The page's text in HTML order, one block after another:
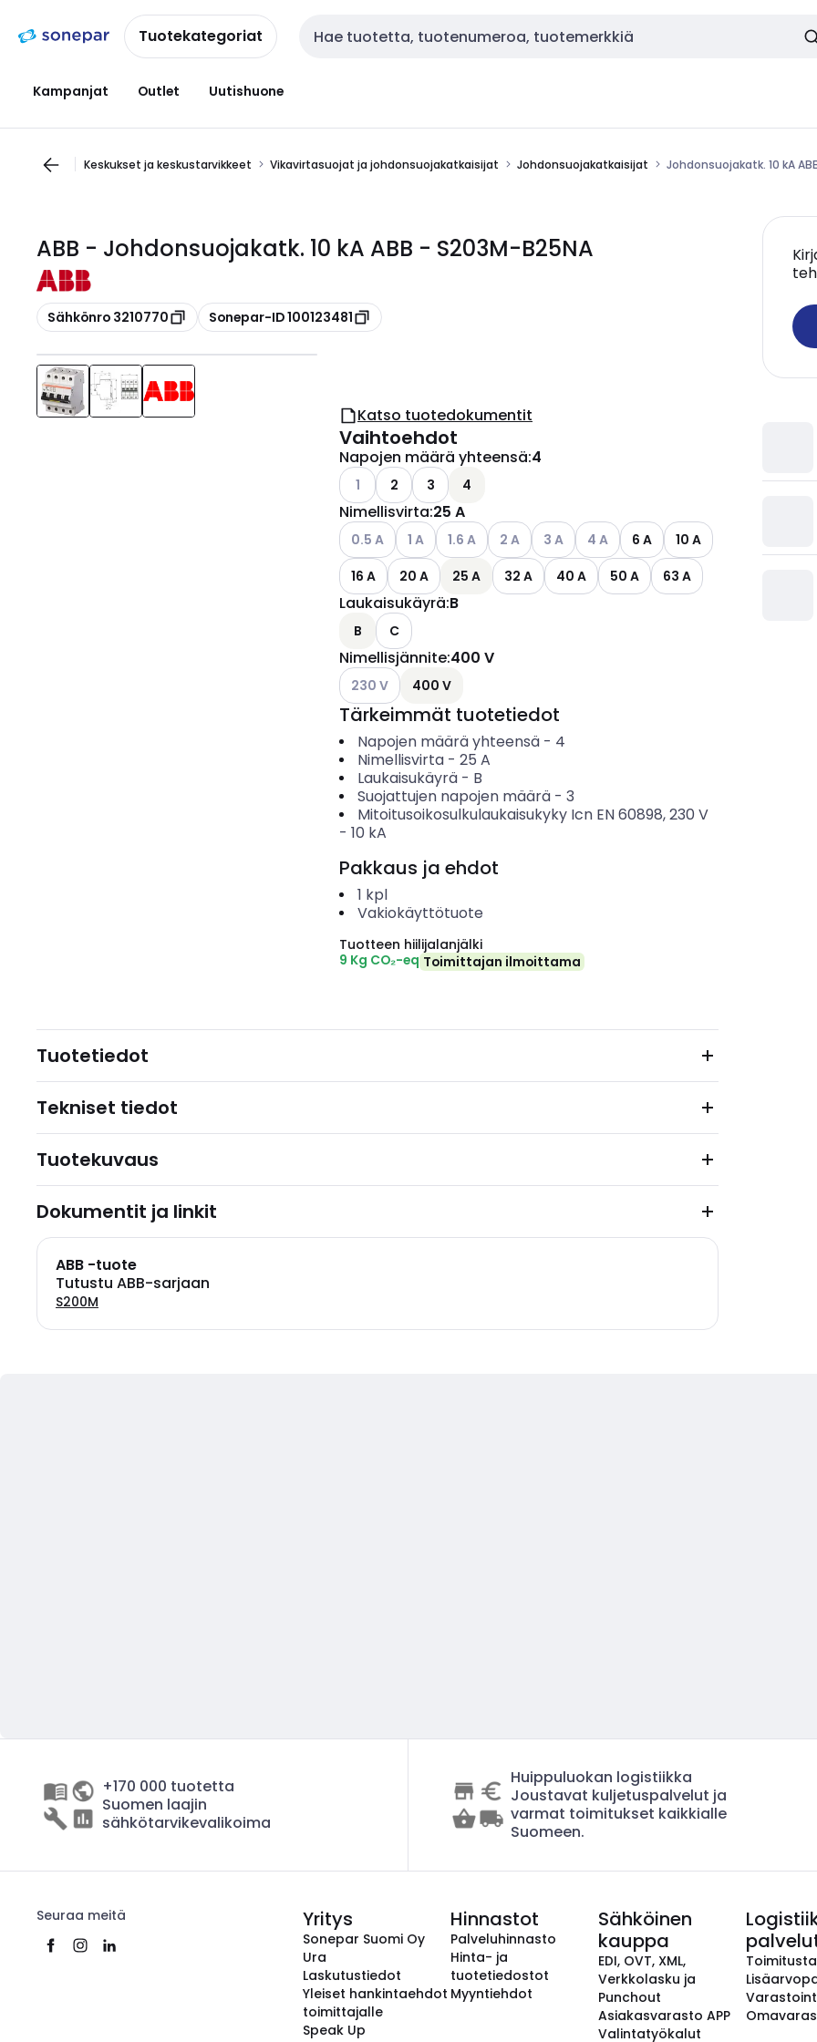
navigointiinsisältöönTuotekategoriat Haku
Kampanjat Outlet Uutishuone
Keskukset ja keskustarvikkeet Vikavirtasuojat ja johdonsuojakatkaisijat Johdonsuojakatkaisijat Johdonsuojakatk. 10 kA
ABB - Johdonsuojakatk. 10 kA ABB - S203M-B25NA
Kopioi
Sähkönro 3210770 Kopioi
Sonepar-ID 100123481
Katso tuotedokumentit
Vaihtoehdot
Napojen määrä yhteensä:4
Katso käytettävissä olevat vaihtoehdot
1 2 3 4
Nimellisvirta:25 A
Katso käytettävissä olevat vaihtoehdot
0.5 A Katso käytettävissä olevat vaihtoehdot
1 A Katso käytettävissä olevat vaihtoehdot
1.6 A Katso käytettävissä olevat vaihtoehdot
2 A Katso käytettävissä olevat vaihtoehdot
3 A Katso käytettävissä olevat
4 A 6 A
10 A
16 A
20 A 25 A 32 A 40 A 50 A 63 A
Laukaisukäyrä:B
B C
Nimellisjännite:400 V
Katso käytettävissä olevat vaihtoehdot
230 V 400 V
Tärkeimmät tuotetiedot
Napojen määrä yhteensä- 4
Nimellisvirta- 25 A
Laukaisukäyrä- B
Suojattujen napojen määrä- 3
Mitoitusoikosulkulaukaisukyky Icn EN 60898, 230 V
- 10 kA
Pakkaus ja ehdot
1 kpl
Vakiokäyttötuote
Tuotteen hiilijalanjälki
9 Kg CO₂-eq Toimittajan ilmoittama
Tuotetiedot
Tekniset tiedot
Tuotekuvaus
Dokumentit ja linkit
ABB -tuote
Tutustu ABB-sarjaan
S200M
+170 000 tuotetta
Suomen laajin
sähkötarvikevalikoima
Huippuluokan logistiikka
Joustavat kuljetuspalvelut ja
varmat toimitukset kaikkialle
Suomeen.
Seuraa meitä Yritys
Sonepar Suomi Oy
Ura
Laskutustiedot
Yleiset hankintaehdot
toimittajalle
Speak Up
Hinnastot
Palveluhinnasto
Hinta- ja
tuotetiedostot
Myyntiehdot
Sähköinen
kauppa
EDI, OVT, XML,
Verkkolasku ja
Punchout
Asiakasvarasto APP
Valintatyökalut